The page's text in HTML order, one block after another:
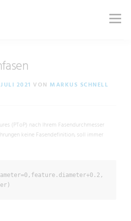
Menü
2021 VON MARKUS SCHNELL
(PToP) nach Ihrem Fasendurchmesser
keine Fasendefinition, soll immer